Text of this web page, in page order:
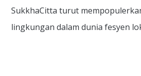
SukkhaCitta turut
lingkungan dalam dunia fesyen